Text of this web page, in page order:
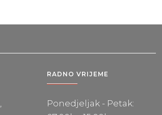
RADNO VRIJEME
Ponedjeljak - Petak: